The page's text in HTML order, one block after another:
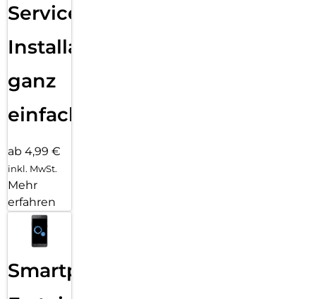
Services
Installation
ganz
einfach
ab 4,99 €
inkl. MwSt.
Mehr
erfahren
Smartphone